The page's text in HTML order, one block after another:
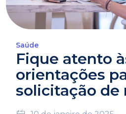
Saúde
Fique atento
orientações
solicitação de